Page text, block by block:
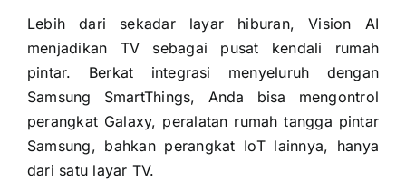
Lebih dari sekadar layar hiburan, Vision AI
menjadikan TV sebagai pusat kendali rumah
pintar. Berkat integrasi menyeluruh dengan
Samsung SmartThings, Anda bisa mengontrol
perangkat Galaxy, peralatan rumah tangga pintar
Samsung, bahkan perangkat IoT lainnya, hanya
dari satu layar TV.